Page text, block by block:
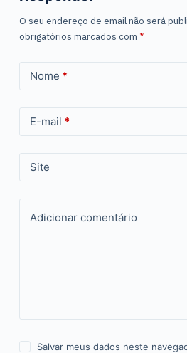
O seu endereço de email não será
obrigatórios marcados com *
Nome *
E-mail *
Site
Adicionar comentário
Salvar meus dados neste